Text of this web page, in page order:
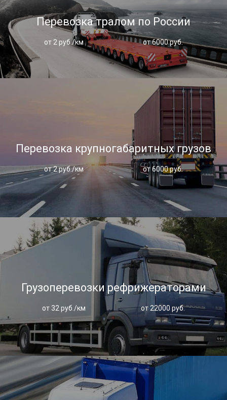
Перевозка тралом по России
от 2 руб./км от 6000 руб.
Перевозка крупногабаритных грузов
от 2 руб./км от 6000 руб.
Грузоперевозки рефрижераторами
от 32 руб./км от 22000 руб.